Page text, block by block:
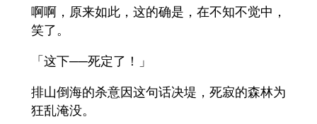
啊啊，原来如此，这的确是，在不知不觉中，
笑了。
「这下──死定了！」
排山倒海的杀意因这句话决堤，死寂的森林为
狂乱淹没。